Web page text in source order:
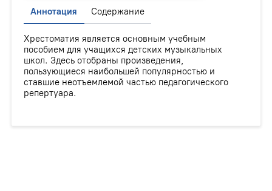
Аннотация Содержание
Хрестоматия является основным учебным
пособием для учащихся детских музыкальных
школ. Здесь отобраны произведения,
пользующиеся наибольшей популярностью и
ставшие неотъемлемой частью педагогического
репертуара.